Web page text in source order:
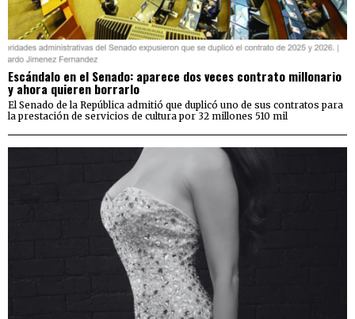
Escándalo en el Senado: aparece dos veces contrato millonario
y ahora quieren borrarlo
El Senado de la República admitió que duplicó uno de sus contratos para
la prestación de servicios de cultura por 32 millones 510 mil